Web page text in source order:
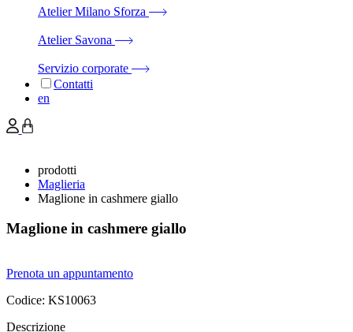
Atelier Milano Sforza
Atelier Savona
Servizio corporate
Contatti
en
prodotti
Maglieria
Maglione in cashmere giallo
Maglione in cashmere giallo
Prenota un appuntamento
Codice: KS10063
Descrizione